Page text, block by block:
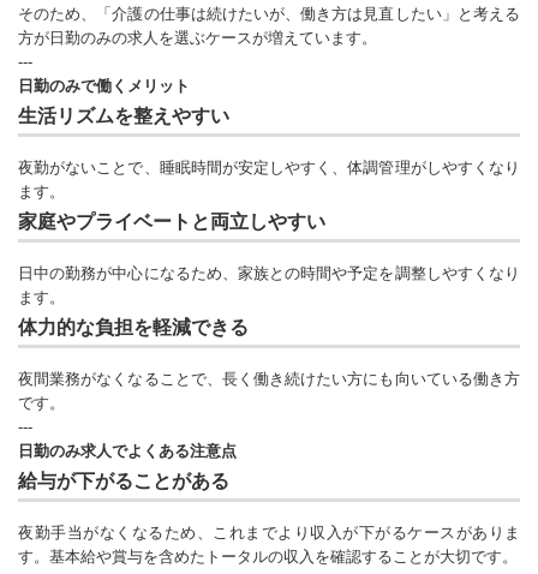
そのため、「介護の仕事は続けたいが、働き方は見直したい」と考える
方が日勤のみの求人を選ぶケースが増えています。
---
日勤のみで働くメリット
生活リズムを整えやすい
夜勤がないことで、睡眠時間が安定しやすく、体調管理がしやすくなり
ます。
家庭やプライベートと両立しやすい
日中の勤務が中心になるため、家族との時間や予定を調整しやすくなり
ます。
体力的な負担を軽減できる
夜間業務がなくなることで、長く働き続けたい方にも向いている働き方
です。
---
日勤のみ求人でよくある注意点
給与が下がることがある
夜勤手当がなくなるため、これまでより収入が下がるケースがありま
す。基本給や賞与を含めたトータルの収入を確認することが大切です。